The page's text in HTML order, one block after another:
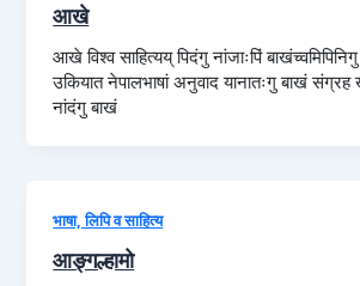
आखे
आखे विश्व साहित्यय् पिदंगु नांजाःपिं
उकियात नेपालभाषां अनुवाद यानातःगु बाखं
नांदंगु बाखं
भाषा, लिपि व साहित्य
आङ्गल्हामो